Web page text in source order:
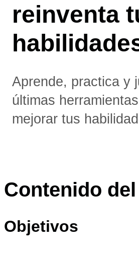
reinventa
Aprende, practica y
últimas
mejorar tus
Contenido
Objetivos